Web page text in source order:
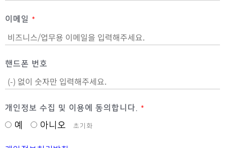
이메일 *
핸드폰 번호
개인정보 수집 및 이용에 동의합니다. *
예 아니오 초기화